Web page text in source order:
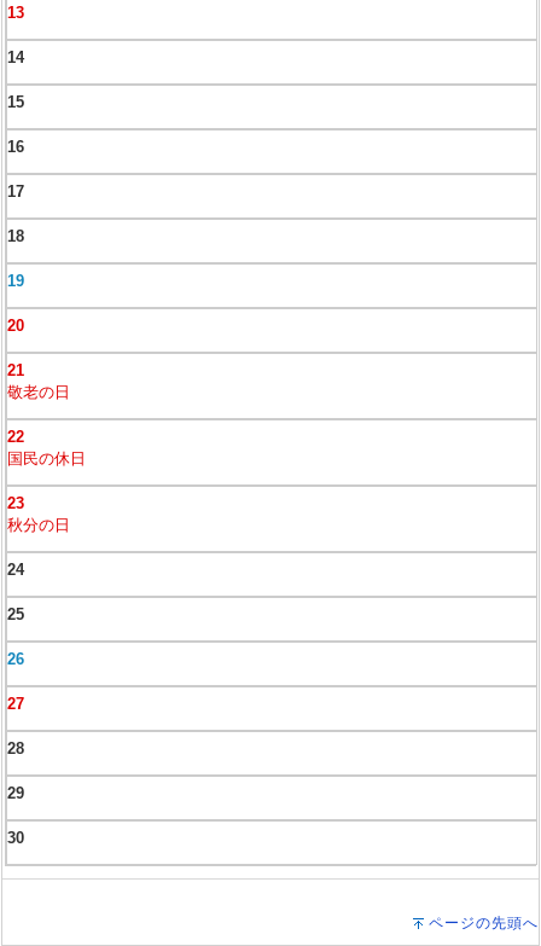
13
14
15
16
17
18
19
20
21
敬老の日
22
国民の休日
23
秋分の日
24
25
26
27
28
29
30
ページの先頭へ